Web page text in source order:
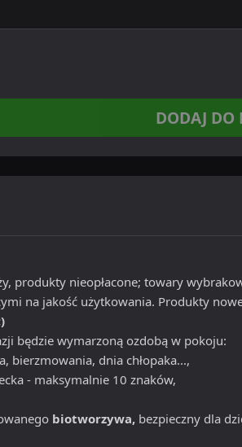
DODAJ DO
produkty nieopłacone; towary
na jakość użytkowania. Produkty
będzie wymarzoną ozdobą w pokoju:
bierzmowania, dnia chłopaka...,
- maksymalnie 10 znaków,
biotworzywa, bezpieczny dla